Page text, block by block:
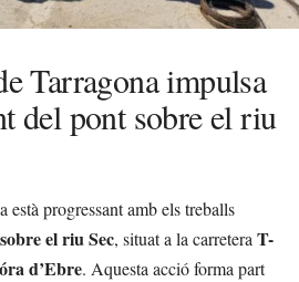
Tarragona impulsa
del pont sobre el riu
progressant amb els treballs
el riu Sec, situat a la carretera T-
d’Ebre. Aquesta acció forma part